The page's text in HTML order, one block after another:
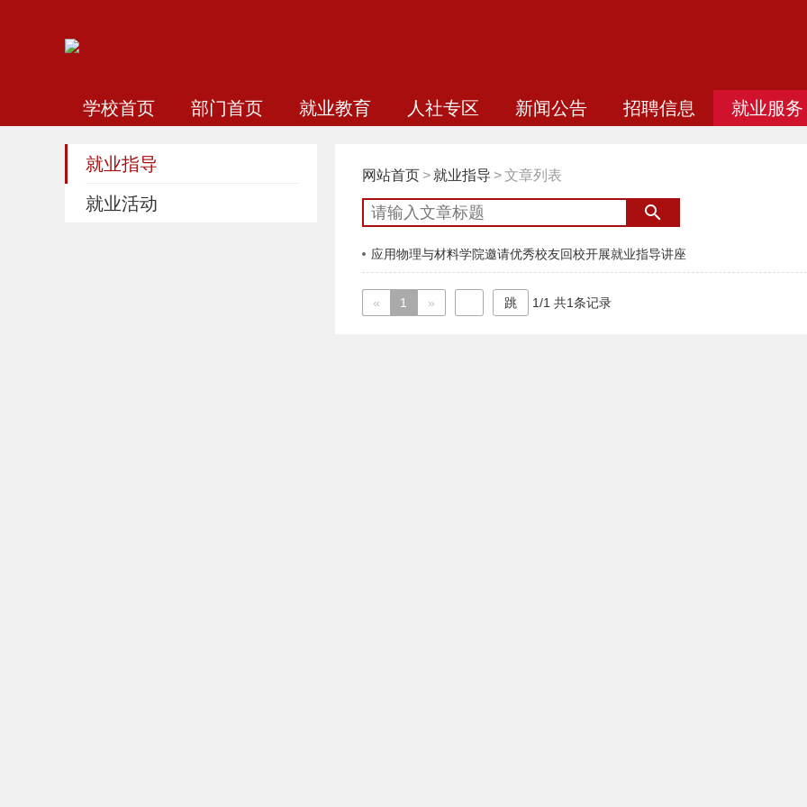
学校首页 部门首页 就业教育 人社专区 新闻公告 招聘信息 就业服务
就业指导
就业活动
网站首页 > 就业指导 >文章列表
应用物理与材料学院邀请优秀校友回校开展就业指导讲座
« 1 » 1/1 共1条记录